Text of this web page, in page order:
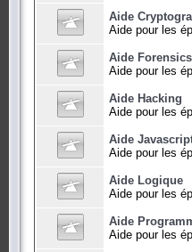
Aide
Aide pour les
Aide Forensics
Aide pour les
Aide Hacking
Aide pour les
Aide
Aide pour les
Aide Logique
Aide pour les
Aide
Aide pour les